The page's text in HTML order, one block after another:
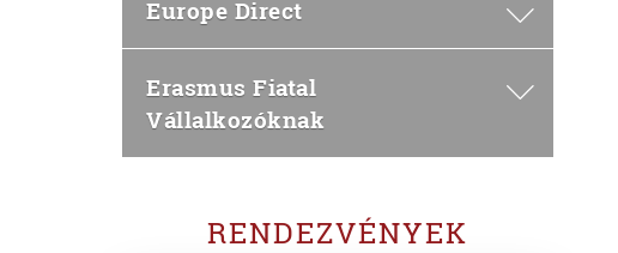
Europe Direct
Erasmus Fiatal
Vállalkozóknak
RENDEZVÉNYEK